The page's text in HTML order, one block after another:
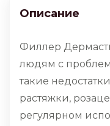
Описание
Филлер
людям с
такие
растяжки,
регулярном